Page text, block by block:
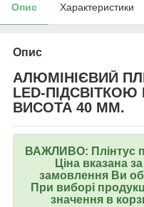
Опис Характеристики
Опис
АЛЮМІНІЄВИЙ
LED-
ВИСОТА 40 ММ.
ВАЖЛИВО: Плінтус
Ціна вказана
замовлення Ви
При виборі
значення в